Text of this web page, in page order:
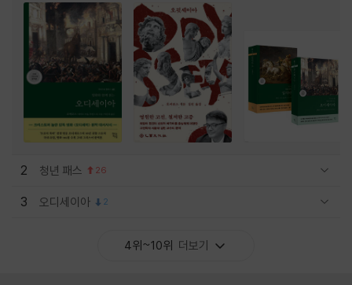
2 청년 패스 26
3 오디세이아 2
4위~10위 더보기